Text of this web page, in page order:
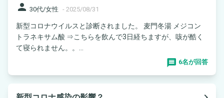
person 30代/女性 - 2025/08/31
新型コロナウイルスと診断されました。 麦門冬湯 メジコン
トラネキサム酸 ⇒こちらを飲んで3日経ちますが、咳が酷く
て寝られません。。...
6名が回答